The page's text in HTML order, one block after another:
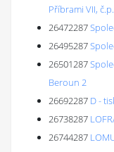
Příbrami VII,
26472287
26495287
26501287
Beroun 2
26692287 D -
26738287
26744287